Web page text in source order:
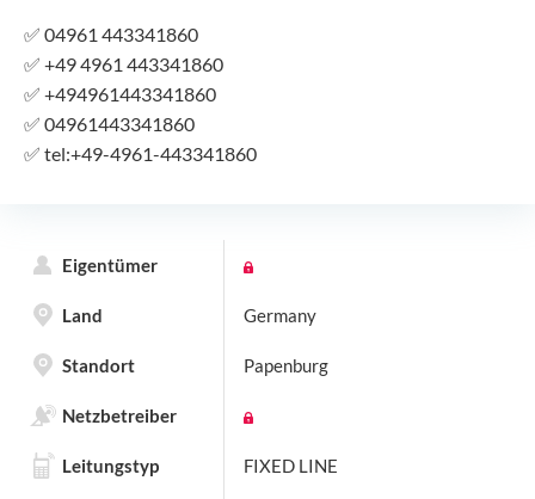
✅ 04961 443341860
✅ +49 4961 443341860
✅ +494961443341860
✅ 04961443341860
✅ tel:+49-4961-443341860
Eigentümer
Land Germany
Standort Papenburg
Netzbetreiber
Leitungstyp FIXED LINE